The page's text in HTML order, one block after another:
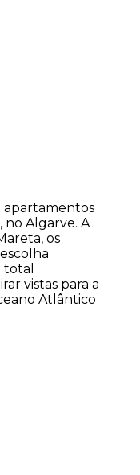
no Algarve. A
os
vistas para a
Atlântico